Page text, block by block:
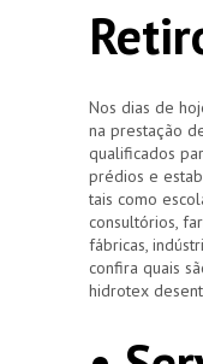
Nos dias de
na prestação
qualificados
prédios e
tais como
consultórios,
fábricas,
confira quais
hidrotex